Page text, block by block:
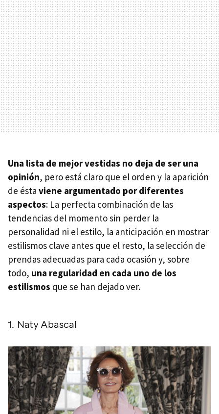
Una lista de mejor vestidas no deja de ser una
opinión, pero está claro que el orden y la aparición
de ésta viene argumentado por diferentes
aspectos: La perfecta combinación de las
tendencias del momento sin perder la
personalidad ni el estilo, la anticipación en mostrar
estilismos clave antes que el resto, la selección de
prendas adecuadas para cada ocasión y, sobre
todo, una regularidad en cada uno de los
estilismos que se han dejado ver.
1. Naty Abascal